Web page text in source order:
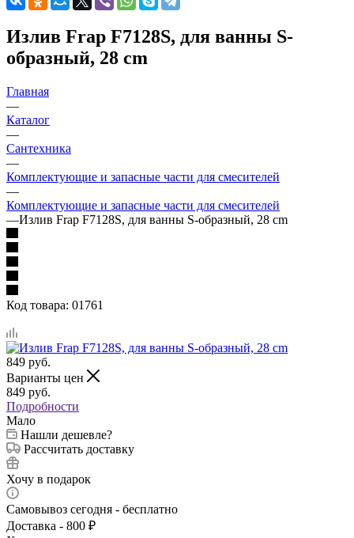
Излив Frap F7128S, для ванны S-
образный, 28 cm
Главная
—
Каталог
—
Сантехника
—
Комплектующие и запасные части для смесителей
—
Комплектующие и запасные части для смесителей
—Излив Frap F7128S, для ванны S-образный, 28 cm
Код товара: 01761
849 руб.
Варианты цен
849 руб.
Подробности
Мало
Нашли дешевле?
Рассчитать доставку
Хочу в подарок
Самовывоз сегодня - бесплатно
Доставка - 800 ₽